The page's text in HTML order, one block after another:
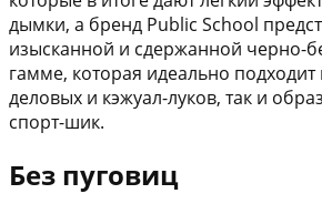
дымки, а бренд Public School
изысканной и сдержанной черно-
гамме, которая идеально подходит
деловых и кэжуал-луков, так и
спорт-шик.
Без пуговиц